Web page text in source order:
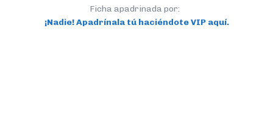
Ficha apadrinada por:
¡Nadie! Apadrínala tú haciéndote VIP aquí.